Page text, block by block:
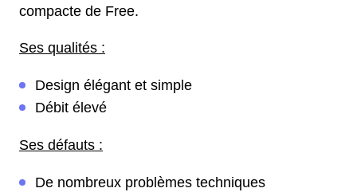
compacte de Free.
Ses qualités :
Design élégant et simple
Débit élevé
Ses défauts :
De nombreux problèmes techniques